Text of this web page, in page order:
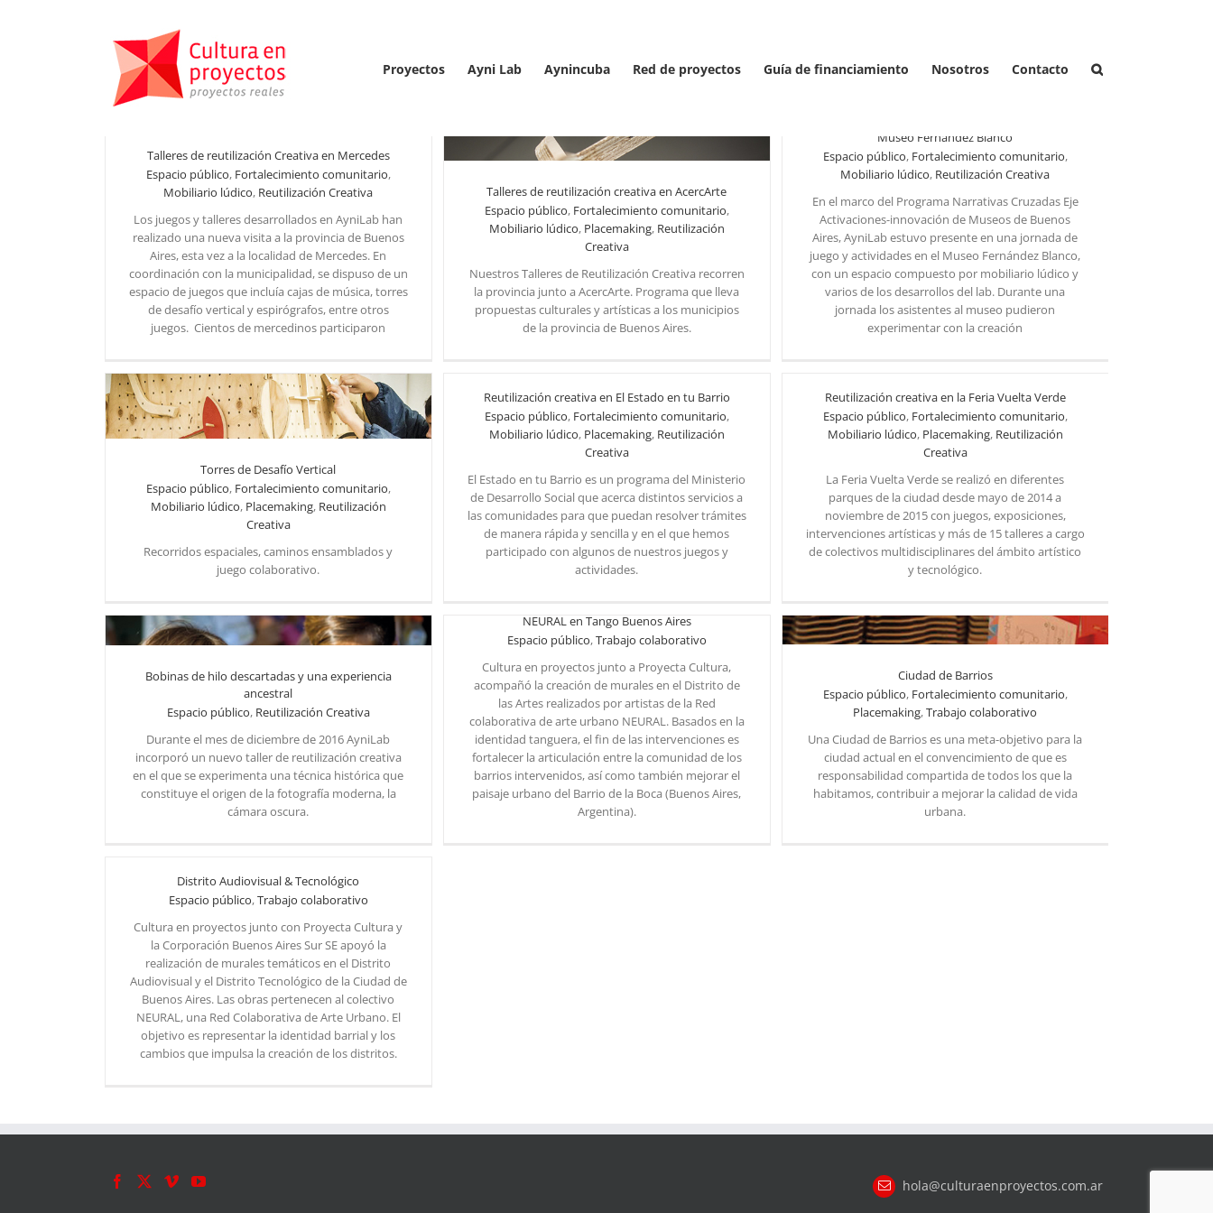
Proyectos Ayni Lab Aynincuba Red de proyectos Guía de financiamiento Nosotros Contacto
Talleres de reutilización Creativa en Mercedes
Espacio público, Fortalecimiento comunitario,
Mobiliario lúdico, Reutilización Creativa
Los juegos y talleres desarrollados en AyniLab han
realizado una nueva visita a la provincia de Buenos
Aires, esta vez a la localidad de Mercedes. En
coordinación con la municipalidad, se dispuso de un
espacio de juegos que incluía cajas de música, torres
de desafío vertical y espirógrafos, entre otros
juegos. Cientos de mercedinos participaron
Talleres de reutilización creativa en AcercArte
Espacio público, Fortalecimiento comunitario,
Mobiliario lúdico, Placemaking, Reutilización
Creativa
Nuestros Talleres de Reutilización Creativa recorren
la provincia junto a AcercArte. Programa que lleva
propuestas culturales y artísticas a los municipios
de la provincia de Buenos Aires.
Museo Fernández Blanco
Espacio público, Fortalecimiento comunitario,
Mobiliario lúdico, Reutilización Creativa
En el marco del Programa Narrativas Cruzadas Eje
Activaciones-innovación de Museos de Buenos
Aires, AyniLab estuvo presente en una jornada de
juego y actividades en el Museo Fernández Blanco,
con un espacio compuesto por mobiliario lúdico y
varios de los desarrollos del lab. Durante una
jornada los asistentes al museo pudieron
experimentar con la creación
Torres de Desafío Vertical
Espacio público, Fortalecimiento comunitario,
Mobiliario lúdico, Placemaking, Reutilización
Creativa
Recorridos espaciales, caminos ensamblados y
juego colaborativo.
Reutilización creativa en El Estado en tu Barrio
Espacio público, Fortalecimiento comunitario,
Mobiliario lúdico, Placemaking, Reutilización
Creativa
El Estado en tu Barrio es un programa del Ministerio
de Desarrollo Social que acerca distintos servicios a
las comunidades para que puedan resolver trámites
de manera rápida y sencilla y en el que hemos
participado con algunos de nuestros juegos y
actividades.
Reutilización creativa en la Feria Vuelta Verde
Espacio público, Fortalecimiento comunitario,
Mobiliario lúdico, Placemaking, Reutilización
Creativa
La Feria Vuelta Verde se realizó en diferentes
parques de la ciudad desde mayo de 2014 a
noviembre de 2015 con juegos, exposiciones,
intervenciones artísticas y más de 15 talleres a cargo
de colectivos multidisciplinares del ámbito artístico
y tecnológico.
Bobinas de hilo descartadas y una experiencia
ancestral
Espacio público, Reutilización Creativa
Durante el mes de diciembre de 2016 AyniLab
incorporó un nuevo taller de reutilización creativa
en el que se experimenta una técnica histórica que
constituye el origen de la fotografía moderna, la
cámara oscura.
NEURAL en Tango Buenos Aires
Espacio público,Trabajo colaborativo
Cultura en proyectos junto a Proyecta Cultura,
acompañó la creación de murales en el Distrito de
las Artes realizados por artistas de la Red
colaborativa de arte urbano NEURAL. Basados en la
identidad tanguera, el fin de las intervenciones es
fortalecer la articulación entre la comunidad de los
barrios intervenidos, así como también mejorar el
paisaje urbano del Barrio de la Boca (Buenos Aires,
Argentina).
Ciudad de Barrios
Espacio público, Fortalecimiento comunitario,
Placemaking,Trabajo colaborativo
Una Ciudad de Barrios es una meta-objetivo para la
ciudad actual en el convencimiento de que es
responsabilidad compartida de todos los que la
habitamos, contribuir a mejorar la calidad de vida
urbana.
Distrito Audiovisual & Tecnológico
Espacio público,Trabajo colaborativo
Cultura en proyectos junto con Proyecta Cultura y
la Corporación Buenos Aires Sur SE apoyó la
realización de murales temáticos en el Distrito
Audiovisual y el Distrito Tecnológico de la Ciudad de
Buenos Aires. Las obras pertenecen al colectivo
NEURAL, una Red Colaborativa de Arte Urbano. El
objetivo es representar la identidad barrial y los
cambios que impulsa la creación de los distritos.
hola@culturaenproyectos.com.ar